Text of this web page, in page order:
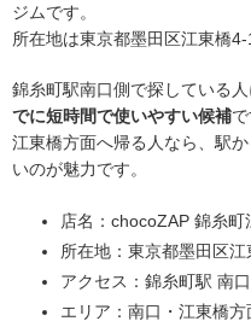
ジムです。
所在地は東京都墨田区江東橋
錦糸町駅南口側で探している人
でに短時間で使いやすい候補で
江東橋方面へ帰る人なら、駅
いのが魅力です。
店名：chocoZAP 錦糸町
所在地：東京都墨田区
アクセス：錦糸町駅 南
エリア：南口・江東橋方